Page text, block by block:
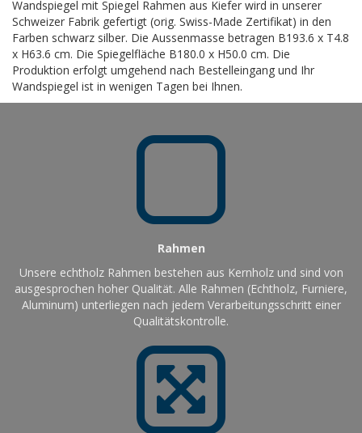
Wandspiegel mit Spiegel Rahmen aus Kiefer wird in unserer
Schweizer Fabrik gefertigt (orig. Swiss-Made Zertifikat) in den
Farben schwarz silber. Die Aussenmasse betragen B193.6 x T4.8
x H63.6 cm. Die Spiegelfläche B180.0 x H50.0 cm. Die
Produktion erfolgt umgehend nach Bestelleingang und Ihr
Wandspiegel ist in wenigen Tagen bei Ihnen.
Rahmen
Unsere echtholz Rahmen bestehen aus Kernholz und sind von
ausgesprochen hoher Qualität. Alle Rahmen (Echtholz, Furniere,
Aluminum) unterliegen nach jedem Verarbeitungsschritt einer
Qualitätskontrolle.